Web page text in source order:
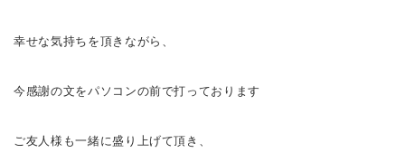
幸せな気持ちを頂きながら、
今感謝の文をパソコンの前で打っております
ご友人様も一緒に盛り上げて頂き、